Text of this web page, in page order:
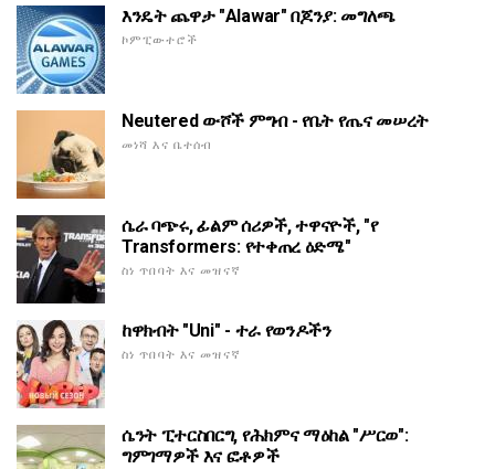
እንዴት ጨዋታ "Alawar" በጆንያ: መግለጫ
ኮምፒውተሮች
Neutered ውሾች ምግብ - የቤት የጤና መሠረት
መነሻ እና ቤተሰብ
ሴራ ባጭሩ, ፊልም ሰሪዎች, ተዋናዮች, "የ
Transformers: የተቀጠረ ዕድሜ"
ስነ ጥበባት እና መዝናኛ
ከዋክብት "Uni" - ተራ የወንዶችን
ስነ ጥበባት እና መዝናኛ
ሴንት ፒተርስበርግ, የሕክምና ማዕከል "ሥርወ":
ግምገማዎች እና ፎቶዎች